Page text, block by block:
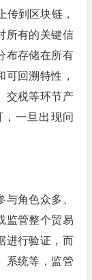
传到区块链，
所有的关键信
布存储在所有
回溯特性，
交税等环节产
一旦出现问
角色众多、
监管整个贸易
进行验证，而
系统等，监管